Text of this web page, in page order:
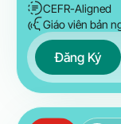
CEFR-Aligned
Giáo viên bản
Đăng Ký